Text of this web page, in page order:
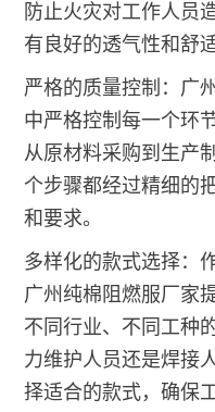
防止火灾对工作人员
有良好的透气性和舒
严格的质量控制：广
中严格控制每一个环
从原材料采购到生产
个步骤都经过精细的
和要求。
多样化的款式选择：
广州纯棉阻燃服厂家
不同行业、不同工种
力维护人员还是焊接
择适合的款式，确保